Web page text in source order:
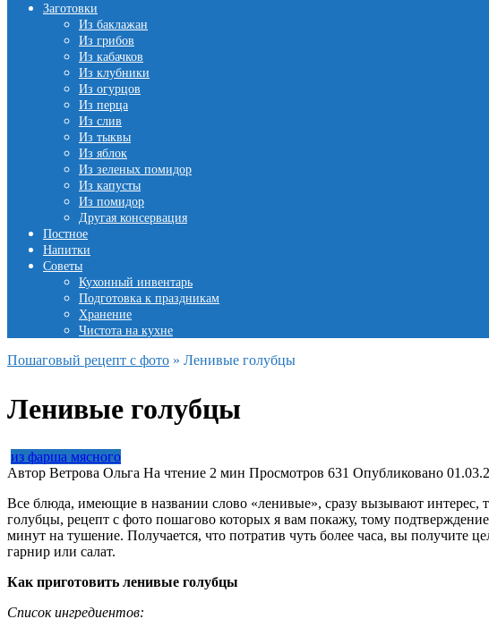
Заготовки
Из баклажан
Из грибов
Из кабачков
Из клубники
Из огурцов
Из перца
Из слив
Из тыквы
Из яблок
Из зеленых помидор
Из капусты
Из помидор
Другая консервация
Постное
Напитки
Советы
Кухонный инвентарь
Подготовка к праздникам
Хранение
Чистота на кухне
Пошаговый рецепт с фото » Ленивые голубцы
Ленивые голубцы
из фарша мясного
Автор Ветрова Ольга На чтение 2 мин Просмотров 631 Опубликовано
Все блюда, имеющие в названии слово «ленивые», сразу вызывают интерес,
голубцы, рецепт с фото пошагово которых я вам покажу, тому
минут на тушение. Получается, что потратив чуть более часа, вы
гарнир или салат.
Как приготовить ленивые голубцы
Список ингредиентов: